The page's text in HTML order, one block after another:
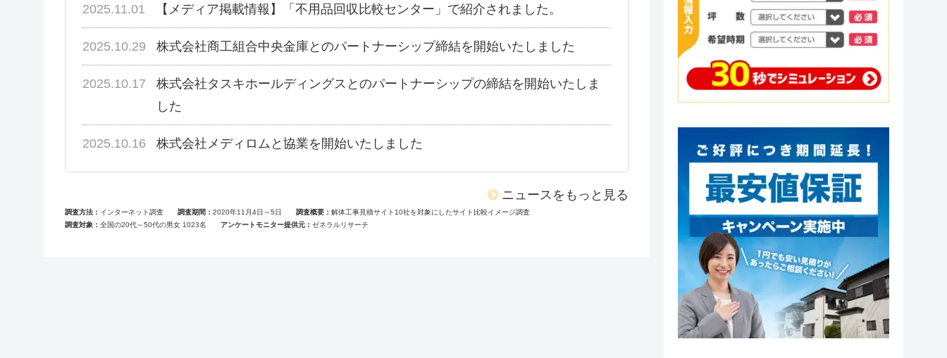
2025.11.01 【メディア掲載情報】「不用品回収比較センター」で紹介されました。
2025.10.29 株式会社商工組合中央金庫とのパートナーシップ締結を開始いたしました
2025.10.17
株式会社タスキホールディングスとのパートナーシップの締結を開始いたしま
した
2025.10.16 株式会社メディロムと協業を開始いたしました
ニュースをもっと見る
調査方法 インターネット調査 調査期間 2020年11月4日～5日 調査概要
解体工事見積サイト10社を対象にしたサイト比較イメージ調査
調査対象
全国の20代～50代の男女 1023名 アンケートモニター提供元 ゼネラルリサーチ